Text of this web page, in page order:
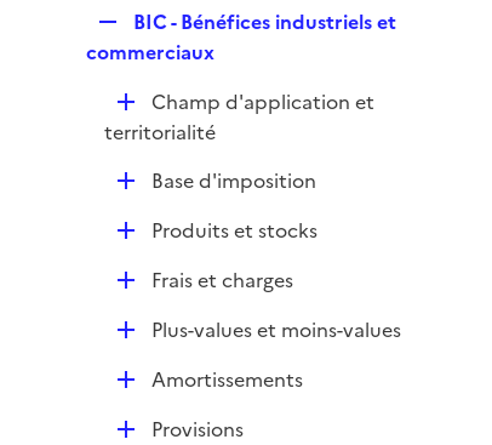
e
l
i
e
r
BIC - Bénéfices industriels et
commerciaux
D
é
Champ d'application et
territorialité
DBase d'imposition
DProduits et stocks
DFrais et charges
D
p
Plus-values et moins-values
DAmortissements
DProvisions